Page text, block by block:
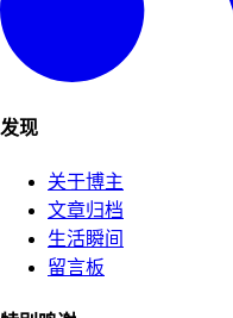
发现
关于博主
文章归档
生活瞬间
留言板